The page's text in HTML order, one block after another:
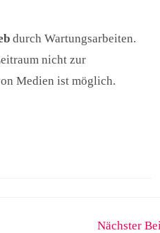
durch Wartungsarbeiten.
nicht zur
Medien ist möglich.
Nächster